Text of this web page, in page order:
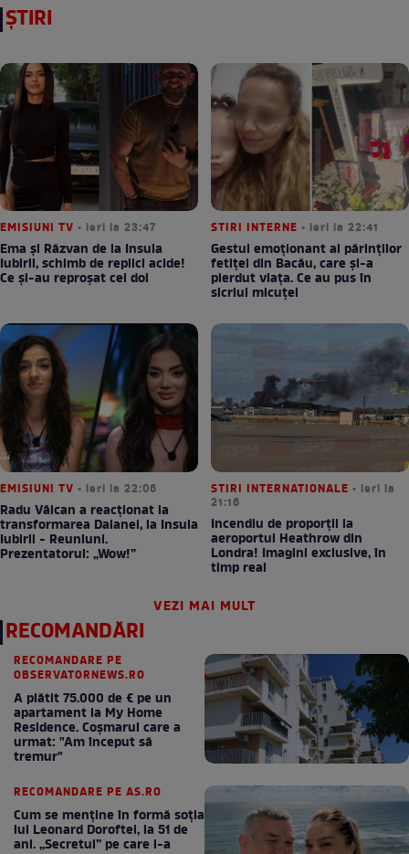
ȘTIRI
EMISIUNI TV • ieri la 23:47
Ema și Răzvan de la Insula
Iubirii, schimb de replici acide!
Ce și-au reproșat cei doi
STIRI INTERNE • ieri la 22:41
Gestul emoționant al părinților
fetiței din Bacău, care și-a
pierdut viața. Ce au pus în
sicriul micuței
EMISIUNI TV • ieri la 22:06
Radu Vâlcan a reacționat la
transformarea Daianei, la Insula
Iubirii - Reuniuni.
Prezentatorul: „Wow!”
STIRI INTERNATIONALE • ieri la
21:16
Incendiu de proporții la
aeroportul Heathrow din
Londra! Imagini exclusive, în
timp real
VEZI MAI MULT
RECOMANDĂRI
RECOMANDARE PE
OBSERVATORNEWS.RO
A plătit 75.000 de € pe un
apartament la My Home
Residence. Coşmarul care a
urmat: "Am început să
tremur"
RECOMANDARE PE AS.RO
Cum se menţine în formă soţia
lui Leonard Doroftei, la 51 de
ani. „Secretul” pe care l-a